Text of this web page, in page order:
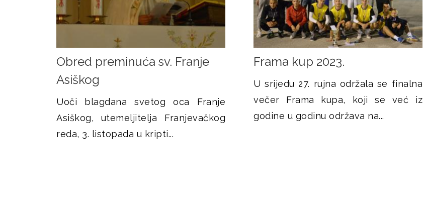
Obred preminuća sv. Franje
Asiškog
Uoči blagdana svetog oca Franje
Asiškog, utemeljitelja Franjevačkog
reda, 3. listopada u kripti...
Frama kup 2023.
U srijedu 27. rujna održala se finalna
večer Frama kupa, koji se već iz
godine u godinu održava na...